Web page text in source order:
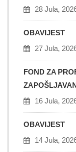
28 Jula,
OBAVIJEST
27 Jula,
FOND ZA
16 Jula,
OBAVIJEST
14 Jula,